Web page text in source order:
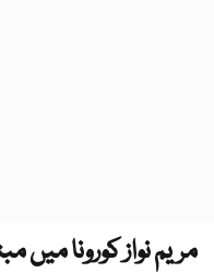
مریم نواز کورونا میں